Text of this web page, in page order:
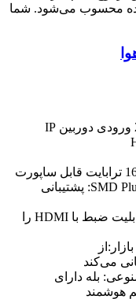
محسوب می‌شود. شما
بهره‌وری از تکنولوژی WizSense و SMD Plus: پشتیبانی
کیفیت ضبط تصاویر:تا کیفیت 4K قابلیت ضبط با HDMI را
بله دارای
هوشمند